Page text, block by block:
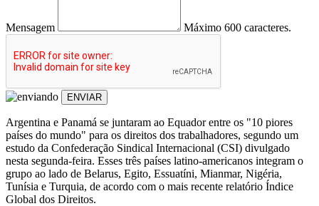
Mensagem Máximo 600 caracteres.
ENVIAR
Argentina e Panamá se juntaram ao Equador entre os "10 piores
países do mundo" para os direitos dos trabalhadores, segundo um
estudo da Confederação Sindical Internacional (CSI) divulgado
nesta segunda-feira. Esses três países latino-americanos integram o
grupo ao lado de Belarus, Egito, Essuatíni, Mianmar, Nigéria,
Tunísia e Turquia, de acordo com o mais recente relatório Índice
Global dos Direitos.